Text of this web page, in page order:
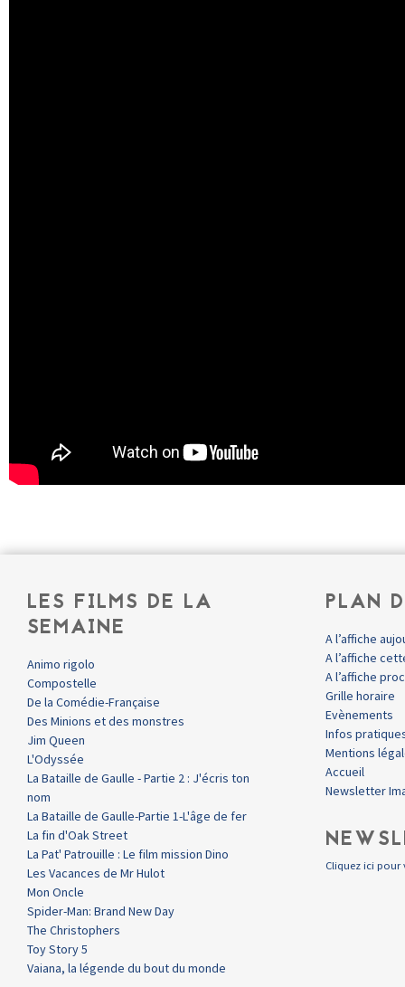
LES FILMS DE LA
SEMAINE
Animo rigolo
Compostelle
De la Comédie-Française
Des Minions et des monstres
Jim Queen
L'Odyssée
La Bataille de Gaulle - Partie 2 : J'écris ton
nom
La Bataille de Gaulle-Partie 1-L'âge de fer
La fin d'Oak Street
La Pat' Patrouille : Le film mission Dino
Les Vacances de Mr Hulot
Mon Oncle
Spider-Man: Brand New Day
The Christophers
Toy Story 5
Vaiana, la légende du bout du monde
PLAN
A l’affiche
A l’affiche
A l’affiche
Grille horaire
Evènements
Infos
Mentions
Accueil
Newsletter
Cliquez ici pour